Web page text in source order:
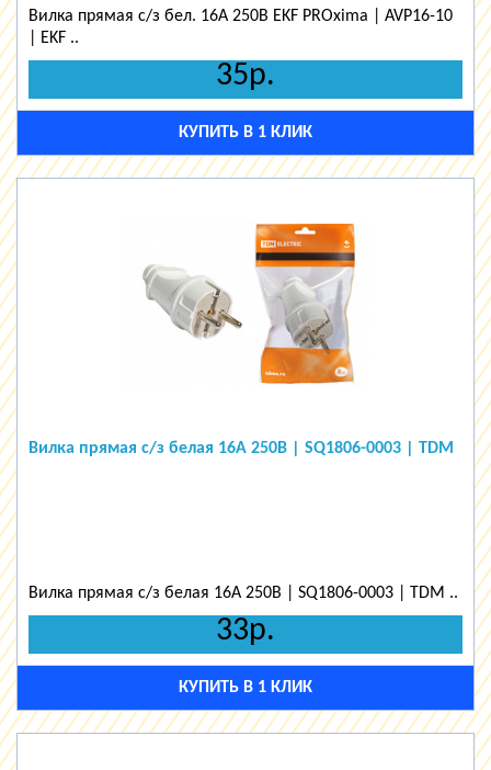
Вилка прямая с/з бел. 16А 250В EKF PROxima | AVP16-10
| EKF ..
35р.
КУПИТЬ В 1 КЛИК
Вилка прямая с/з белая 16А 250В | SQ1806-0003 | TDM
Вилка прямая с/з белая 16А 250В | SQ1806-0003 | TDM ..
33р.
КУПИТЬ В 1 КЛИК